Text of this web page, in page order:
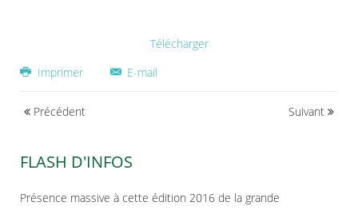
Télécharger
Imprimer
E-mail
Précédent Suivant
FLASH D'INFOS
Présence massive à cette édition 2016 de la grande